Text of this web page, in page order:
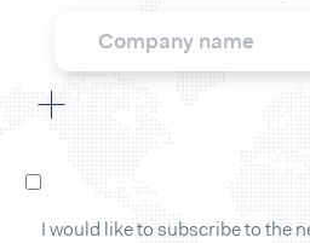
I would like to subscribe to the